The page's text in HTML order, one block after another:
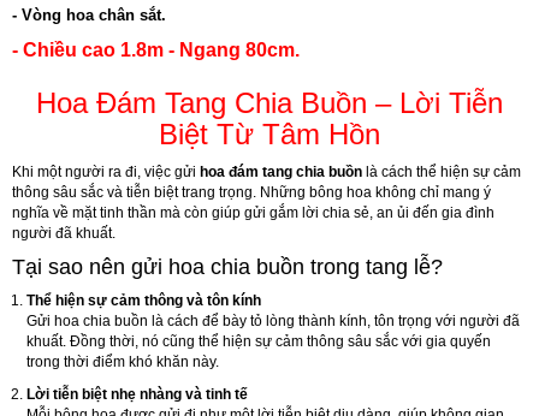
- Vòng hoa chân sắt.
- Chiều cao 1.8m - Ngang 80cm.
Hoa Đám Tang Chia Buồn – Lời Tiễn
Biệt Từ Tâm Hồn
Khi một người ra đi, việc gửi hoa đám tang chia buồn là cách thể hiện sự cảm
thông sâu sắc và tiễn biệt trang trọng. Những bông hoa không chỉ mang ý
nghĩa về mặt tinh thần mà còn giúp gửi gắm lời chia sẻ, an ủi đến gia đình
người đã khuất.
Tại sao nên gửi hoa chia buồn trong tang lễ?
Thể hiện sự cảm thông và tôn kính
Gửi hoa chia buồn là cách để bày tỏ lòng thành kính, tôn trọng với người đã
khuất. Đồng thời, nó cũng thể hiện sự cảm thông sâu sắc với gia quyến
trong thời điểm khó khăn này.
Lời tiễn biệt nhẹ nhàng và tinh tế